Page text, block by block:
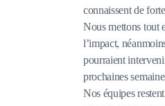
connaissent de
Nous mettons tout
l’impact,
pourraient
prochaines
Nos équipes